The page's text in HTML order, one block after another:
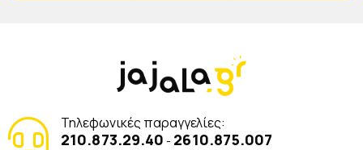
Τηλεφωνικές παραγγελίες:
210.873.29.40 - 2610.875.007